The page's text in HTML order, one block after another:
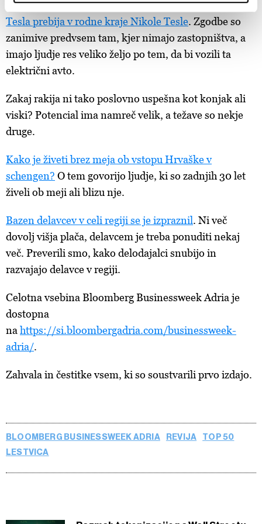
Skupni upravljavci obdelave so HD-WIN ARENA SPORT
d.o.o. inPartnerji. Več o podatkih, ki jih obdelujemo, in o
vaših pravicah glede teh podatkov najdete v našiPolitiki
zasebnosti
, o piškotkih in drugih podobnih tehnologijah
pa v
Politiki piškotkov
Piškotke lahko kadar koli ponovno prilagodite tako, da
kadar koli prekličete brez kakršnih koli posledic.
Z ekipo novinarjev smo preverili,kako se ameriška
Tesla prebija v rodne kraje Nikole Tesle. Zgodbe so
zanimive predvsem tam, kjer nimajo zastopništva, a
imajo ljudje res veliko željo po tem, da bi vozili ta
električni avto.
Zakaj rakija ni tako poslovno uspešna kot konjak ali
viski? Potencial ima namreč velik, a težave so nekje
druge.
Kako je živeti brez meja ob vstopu Hrvaške v
schengen? O tem govorijo ljudje, ki so zadnjih 30 let
živeli ob meji ali blizu nje.
Bazen delavcev v celi regiji se je izpraznil. Ni več
dovolj višja plača, delavcem je treba ponuditi nekaj
več. Preverili smo, kako delodajalci snubijo in
razvajajo delavce v regiji.
Celotna vsebina Bloomberg Businessweek Adria je
dostopna
na https://si.bloombergadria.com/businessweek-
adria/.
Zahvala in čestitke vsem, ki so soustvarili prvo izdajo.
BLOOMBERG BUSINESSWEEK ADRIA REVIJA
TOP 50
LESTVICA